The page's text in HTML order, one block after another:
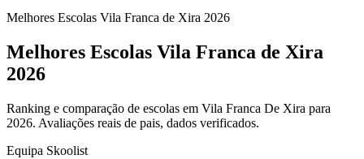
Melhores Escolas Vila Franca de Xira 2026
Melhores Escolas Vila Franca de Xira
2026
Ranking e comparação de escolas em Vila Franca De Xira para
2026. Avaliações reais de pais, dados verificados.
Equipa Skoolist